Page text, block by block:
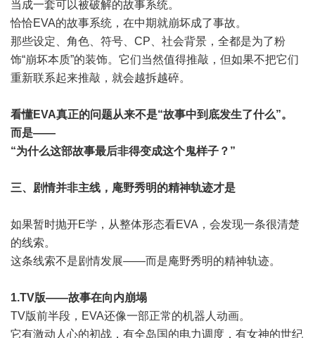
当成一套可以被破解的故事系统。
恰恰EVA的故事系统，在中期就崩坏成了事故。
那些设定、角色、符号、CP、社会背景，全都是为了粉
饰“崩坏本质”的装饰。它们当然值得推敲，但如果不把它们
重新联系起来推敲，就会越拆越碎。
看懂EVA真正的问题从来不是“故事中到底发生了什么”。
而是——
“为什么这部故事最后非得变成这个鬼样子？”
三、剧情并非主线，庵野秀明的精神轨迹才是
如果暂时抛开E学，从整体形态看EVA，会发现一条很清楚
的线索。
这条线索不是剧情发展——而是庵野秀明的精神轨迹。
1.TV版——故事在向内崩塌
TV版前半段，EVA还像一部正常的机器人动画。
它有激动人心的初战，有全岛国的电力调度，有女神的世纪